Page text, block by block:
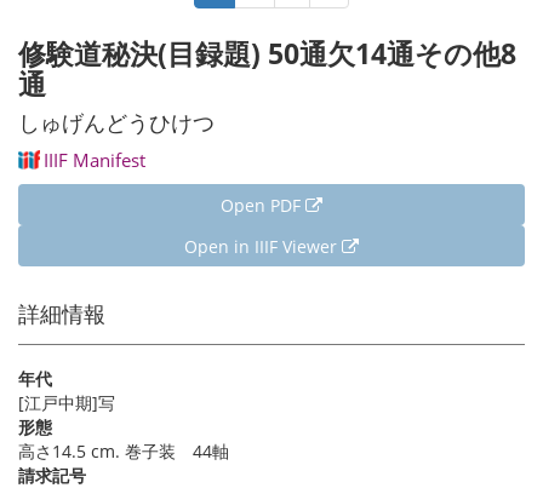
page
pagepage
修験道秘決(目録題) 50通欠14通その他8
通
しゅげんどうひけつ
IIIF Manifest
Open PDF
Open in IIIF Viewer
詳細情報
年代
[江戸中期]写
形態
高さ14.5 cm. 巻子装 44軸
請求記号